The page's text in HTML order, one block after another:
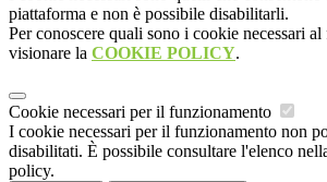
piattaforma e non è possibile disabilitarli.
Per conoscere quali sono i cookie necessari
visionare la COOKIE POLICY.
Cookie necessari per il funzionamento
I cookie necessari per il funzionamento non
disabilitati. È possibile consultare l'elenco
policy.